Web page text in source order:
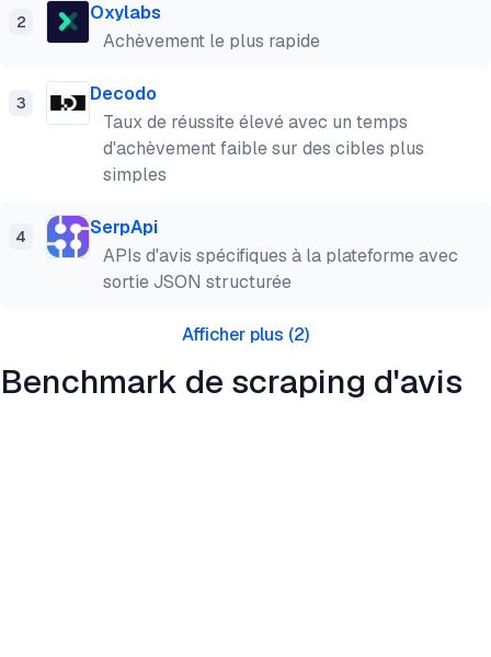
2
Oxylabs
Achèvement le plus rapide
3
Decodo
Taux de réussite élevé avec un temps
d'achèvement faible sur des cibles plus
simples
4
SerpApi
APIs d'avis spécifiques à la plateforme avec
sortie JSON structurée
Afficher plus (2)
Benchmark de scraping d'avis